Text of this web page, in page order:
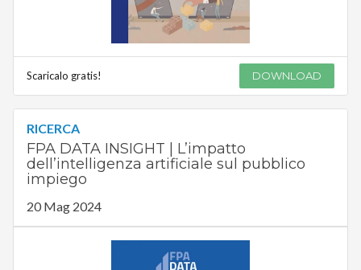
Scaricalo gratis! DOWNLOAD
RICERCA
FPA DATA INSIGHT | L’impatto
dell’intelligenza artificiale sul pubblico
impiego
20 Mag 2024